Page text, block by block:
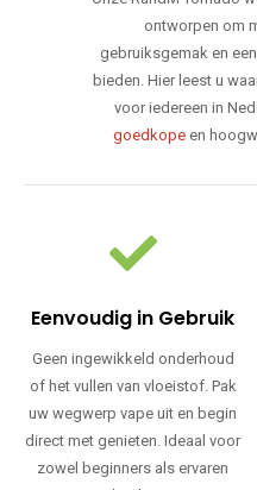
ontworpen om
gebruiksgemak en
bieden. Hier leest u
voor iedereen in
goedkopeen
Eenvoudig in Gebruik
Geen ingewikkeld onderhoud
of het vullen van vloeistof. Pak
uw wegwerp vape uit en begin
direct met genieten. Ideaal voor
zowel beginners als ervaren